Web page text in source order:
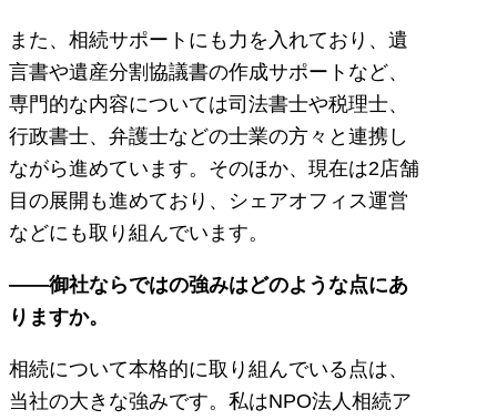
また、相続サポートにも力を入れており、遺
言書や遺産分割協議書の作成サポートなど、
専門的な内容については司法書士や税理士、
行政書士、弁護士などの士業の方々と連携し
ながら進めています。そのほか、現在は2店舗
目の展開も進めており、シェアオフィス運営
などにも取り組んでいます。
――御社ならではの強みはどのような点にあ
りますか。
相続について本格的に取り組んでいる点は、
当社の大きな強みです。私はNPO法人相続ア